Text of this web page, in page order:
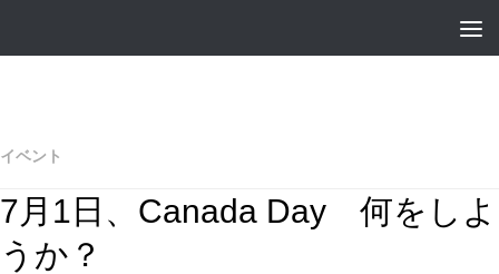
イベント
7月1日、Canada Day 何をしよ
うか？